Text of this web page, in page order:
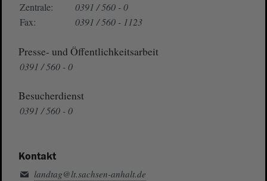
Zentrale:
0391 / 560 - 0
Fax:
0391 / 560 - 1123
Presse- und Öffentlichkeitsarbeit
0391 / 560 - 0
Besucherdienst
0391 / 560 - 0
Kontakt
landtag@lt.sachsen-anhalt.de